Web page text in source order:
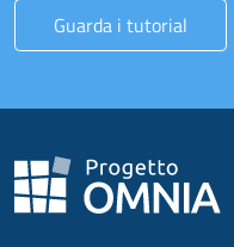
Guarda i tutorial